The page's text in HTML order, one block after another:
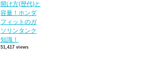
開け方(歴代)と
容量！ホンダ
フィットのガ
ソリンタンク
知識！
51,417 views